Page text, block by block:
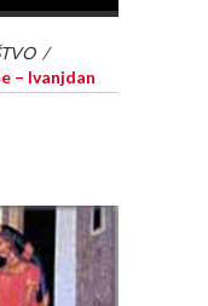
/
– Ivanjdan